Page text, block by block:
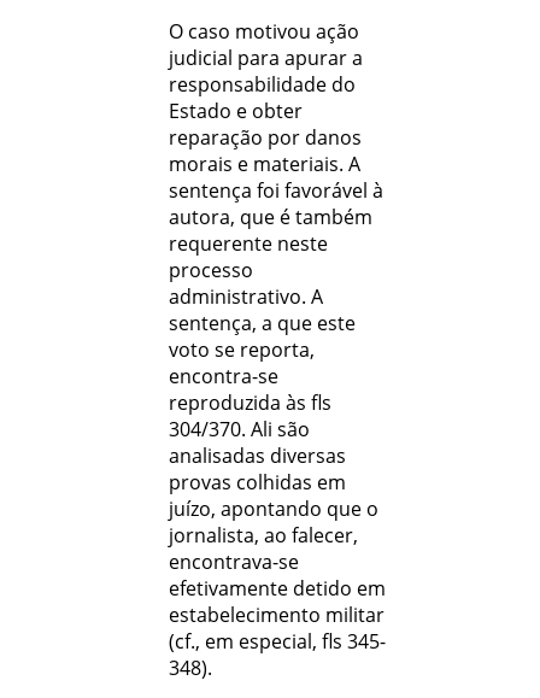
O caso motivou ação
judicial para apurar a
responsabilidade do
Estado e obter
reparação por danos
morais e materiais. A
sentença foi favorável à
autora, que é também
requerente neste
processo
administrativo. A
sentença, a que este
voto se reporta,
encontra-se
reproduzida às fls
304/370. Ali são
analisadas diversas
provas colhidas em
juízo, apontando que o
jornalista, ao falecer,
encontrava-se
efetivamente detido em
estabelecimento militar
(cf., em especial, fls 345-
348).